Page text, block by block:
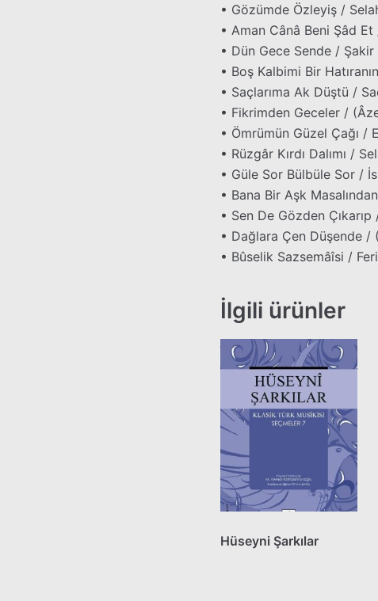
• Gözümde Özleyiş /
• Aman Cânâ Beni Şâd
• Dün Gece Sende / Şakir
• Boş Kalbimi Bir
• Saçlarıma Ak Düştü /
• Fikrimden Geceler /
• Ömrümün Güzel Çağı /
• Rüzgâr Kırdı Dalımı /
• Güle Sor Bülbüle Sor /
• Bana Bir Aşk
• Sen De Gözden
• Dağlara Çen Düşende
• Bûselik Sazsemâîsi /
İlgili ürünler
Hüseyni Şarkılar